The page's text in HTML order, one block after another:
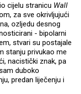
cijelu stranicu Wall
za sve okrivljujući
ozljedu desnog
- bipolarni
stvari su postajale
stanju privukao me
nacistički znak, pa
duboko
predan liječenju i